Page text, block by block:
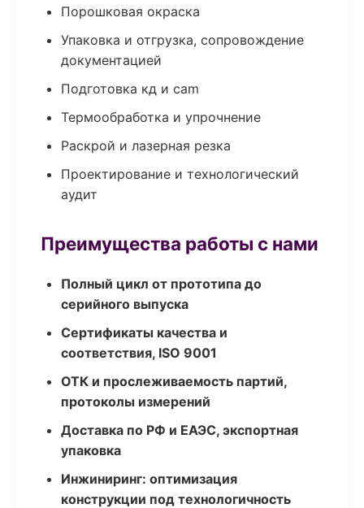
Порошковая окраска
Упаковка и отгрузка, сопровождение
документацией
Подготовка кд и cam
Термообработка и упрочнение
Раскрой и лазерная резка
Проектирование и технологический
аудит
Преимущества работы с нами
Полный цикл от прототипа до
серийного выпуска
Сертификаты качества и
соответствия, ISO 9001
ОТК и прослеживаемость партий,
протоколы измерений
Доставка по РФ и ЕАЭС, экспортная
упаковка
Инжиниринг: оптимизация
конструкции под технологичность